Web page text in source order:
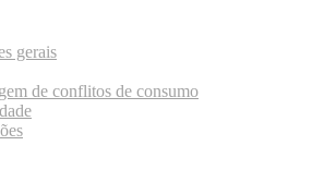
gerais
de conflitos de consumo